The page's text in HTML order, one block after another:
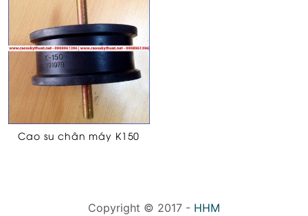
Cao su chân máy K150
Copyright © 2017 - HHM